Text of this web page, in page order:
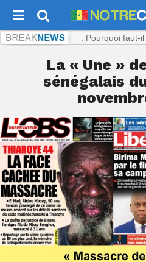
présumé : Pourquoi faut-il
La « Une »
sénégalais